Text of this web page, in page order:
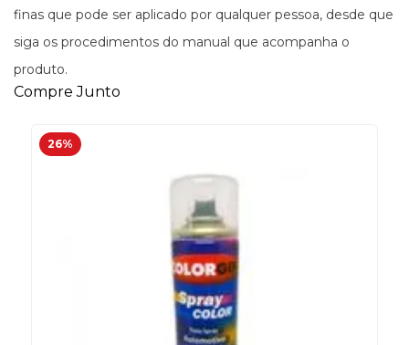
finas que pode ser aplicado por qualquer pessoa, desde que
siga os procedimentos do manual que acompanha o
produto.
Compre Junto
26%